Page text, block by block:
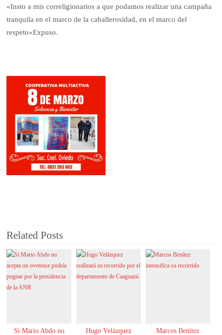
«Insto a mis correligionarios a que podamos realizar una campaña
tranquila en el marco de la caballerosidad, en el marco del
respeto»Expuso.
Related Posts
Si Mario Abdo no
Hugo Velázquez
Marcos Benítez